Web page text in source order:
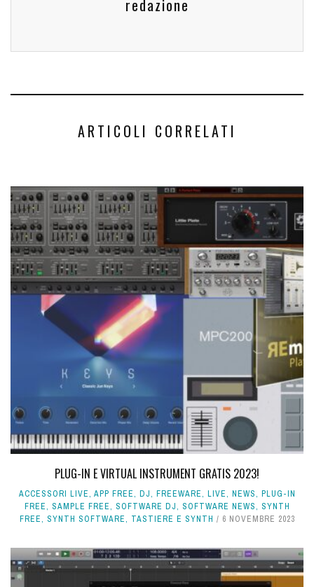
redazione
ARTICOLI CORRELATI
PLUG-IN E VIRTUAL INSTRUMENT GRATIS 2023!
ACCESSORI LIVE, APP FREE, DJ, FREEWARE, LIVE, NEWS, PLUG-IN
FREE, SAMPLE FREE, SOFTWARE DJ, SOFTWARE NEWS, SYNTH
FREE, SYNTH SOFTWARE, TASTIERE E SYNTH 6 NOVEMBRE 2023